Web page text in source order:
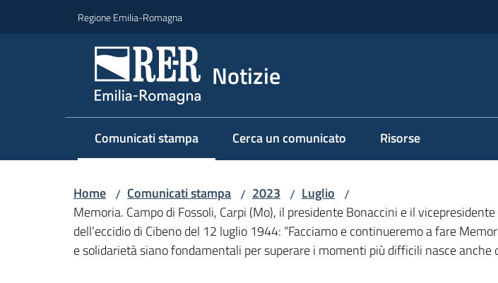
Regione Emilia-Romagna
Notizie
Comunicati stampa
Menu selezionato Cerca un comunicato Risorse
Home / Comunicati stampa / 2023 / Luglio /
Memoria. Campo di Fossoli, Carpi (Mo), il presidente Bonaccini e il
dell’eccidio di Cibeno del 12 luglio 1944: “Facciamo e continueremo a fare
e solidarietà siano fondamentali per superare i momenti più difficili nasce anche